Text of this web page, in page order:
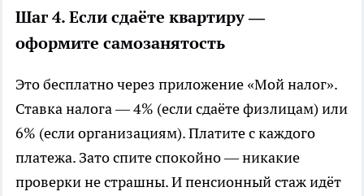
Шаг 4. Если сдаёте квартиру —
оформите самозанятость
Это бесплатно через приложение «Мой налог».
Ставка налога — 4% (если сдаёте физлицам) или
6% (если организациям). Платите с каждого
платежа. Зато спите спокойно — никакие
проверки не страшны. И пенсионный стаж идёт